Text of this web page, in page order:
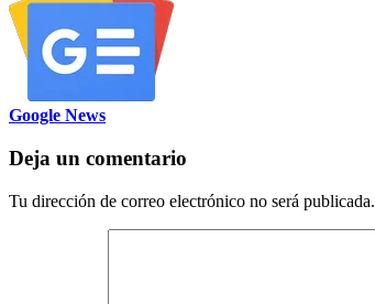
Google News
Deja un comentario
Tu dirección de correo electrónico no será publicada.